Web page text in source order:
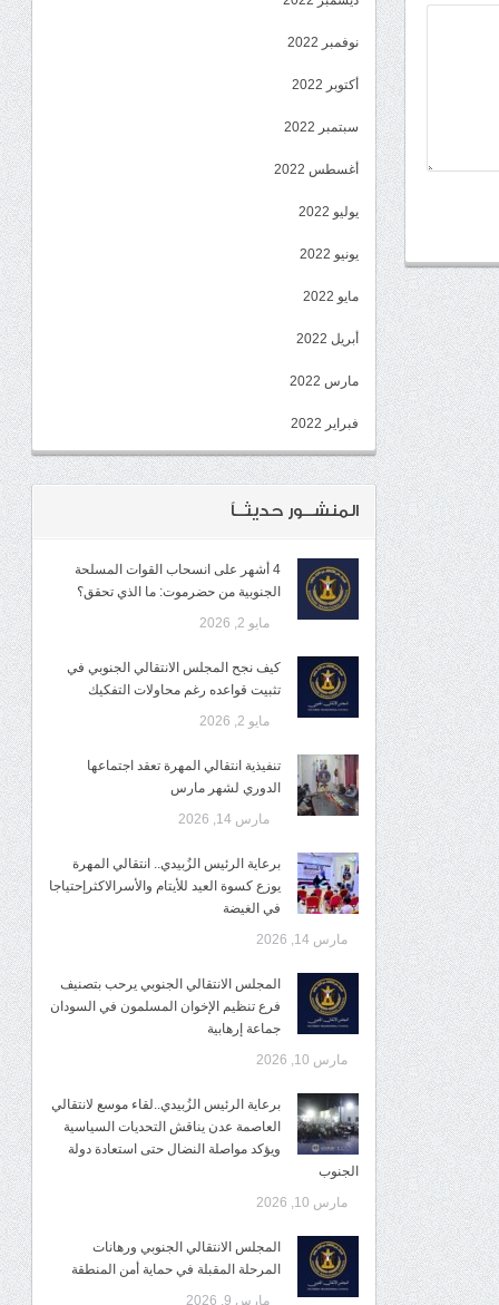
نوفمبر 2022
أكتوبر 2022
سبتمبر 2022
أغسطس 2022
يوليو 2022
يونيو 2022
مايو 2022
أبريل 2022
مارس 2022
فبراير 2022
المنشــور حديثــاً
4 أشهر على انسحاب القوات المسلحة
الجنوبية من حضرموت: ما الذي تحقق؟
مايو 2, 2026
كيف نجح المجلس الانتقالي الجنوبي في
تثبيت قواعده رغم محاولات التفكيك
مايو 2, 2026
تنفيذية انتقالي المهرة تعقد اجتماعها
الدوري لشهر مارس
مارس 14, 2026
برعاية الرئيس الزُبيدي.. انتقالي المهرة
يوزع كسوة العيد للأيتام والأسرالاكثرإحتياجا
في الغيضة
مارس 14, 2026
المجلس الانتقالي الجنوبي يرحب بتصنيف
فرع تنظيم الإخوان المسلمون في السودان
جماعة إرهابية
مارس 10, 2026
برعاية الرئيس الزُبيدي..لقاء موسع لانتقالي
العاصمة عدن يناقش التحديات السياسية
ويؤكد مواصلة النضال حتى استعادة دولة
الجنوب
مارس 10, 2026
المجلس الانتقالي الجنوبي ورهانات
المرحلة المقبلة في حماية أمن المنطقة
مارس 9, 2026